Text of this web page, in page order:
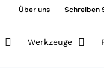
Über uns Schreiben
Werkzeuge